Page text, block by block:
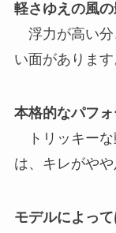
軽さゆえの風
浮力が高い分
い面があります
本格的なパフ
トリッキーな
は、キレがやや
モデルによっ